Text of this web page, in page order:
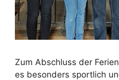
Zum Abschluss der
es besonders sportlich